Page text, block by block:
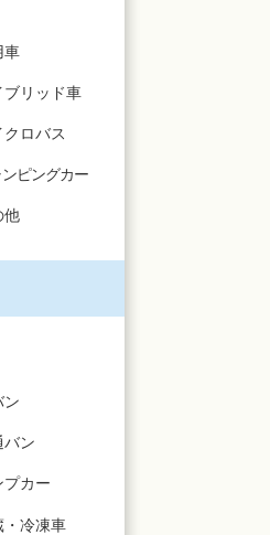
車
ブリッド車
クロバス
ピングカー
他
ン
バン
プカー
・冷凍車